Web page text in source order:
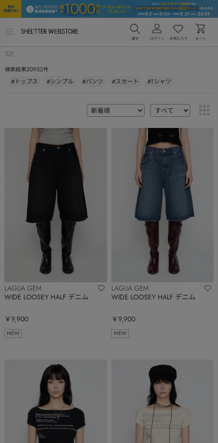
ー
開
TOP
検索結果20952件
#トップス #シンプル #パンツ #スカート #Tシャツ
LAGUA GEM
WIDE LOOSEY HALF デニム
￥9,900
NEW
LAGUA GEM
WIDE LOOSEY HALF デニム
￥9,900
NEW